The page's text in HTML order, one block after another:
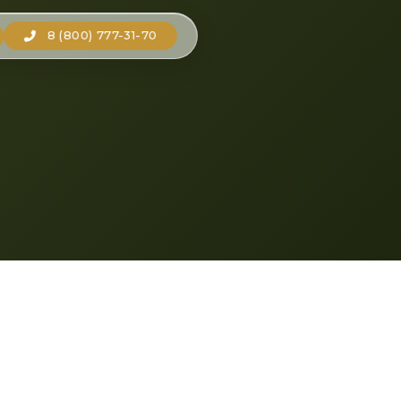
8 (800) 777-31-70